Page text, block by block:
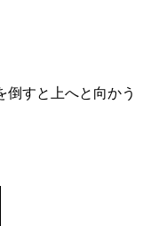
すと上へと向かう